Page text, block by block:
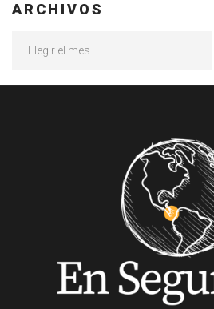
ARCHIVOS